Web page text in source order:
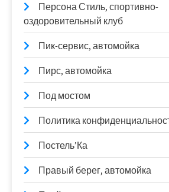
Персона Стиль, спортивно-
оздоровительный клуб
Пик-сервис, автомойка
Пирс, автомойка
Под мостом
Политика
Постель’Ка
Правый берег, автомойка